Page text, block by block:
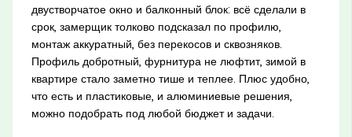
двустворчатое окно и балконный блок: всё сделали в
срок, замерщик толково подсказал по профилю,
монтаж аккуратный, без перекосов и сквозняков.
Профиль добротный, фурнитура не люфтит, зимой в
квартире стало заметно тише и теплее. Плюс удобно,
что есть и пластиковые, и алюминиевые решения,
можно подобрать под любой бюджет и задачи.